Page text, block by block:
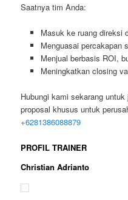
Saatnya tim Anda:
Masuk ke ruang direksi
Menguasai percakapan
Menjual berbasis ROI,
Meningkatkan closing
Hubungi kami sekarang
proposal khusus untuk
+6281386088879
PROFIL TRAINER
Christian Adrianto